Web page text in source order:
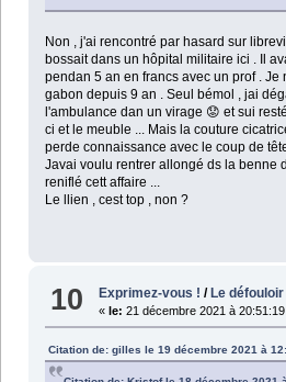
Non , j'ai rencontré par hasard sur
bossait dans un hôpital militaire ici . Il
pendan 5 an en francs avec un prof . Je
gabon depuis 9 an . Seul bémol , jai
l'ambulance dan un virage 😟 et sui
ci et le meuble ... Mais la couture
perde connaissance avec le coup de
Javai voulu rentrer allongé ds la benne
reniflé cett affaire ...
Le llien , cest top , non ?
10 Exprimez-vous ! / Le défouloir
«le: 21 décembre 2021 à
Citation de: gilles le 19 décembre 2021 à